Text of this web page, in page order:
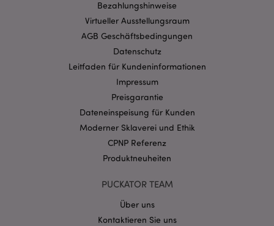
Bezahlungshinweise
Virtueller Ausstellungsraum
AGB Geschäftsbedingungen
Datenschutz
Leitfaden für Kundeninformationen
Impressum
Preisgarantie
Dateneinspeisung für Kunden
Moderner Sklaverei und Ethik
CPNP Referenz
Produktneuheiten
PUCKATOR TEAM
Über uns
Kontaktieren Sie uns
Ohne unbedingt notwendige cookies kann die
Website nicht richtig genutzt werden.
Provider
CookieScriptConsent
CookieScript
mage-cache-storage-section-
Datenschutzbestimmungen von Google